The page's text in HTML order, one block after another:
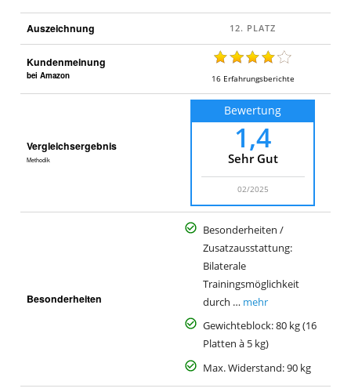
o
Auszeichnung
Kundenmeinung
bei Amazon 16 Erfahrungsberichte
Vergleichsergebnis
Methodik
Bewertung
1,4
Sehr Gut
02/2025
Besonderheiten
Besonderheiten /
Zusatzausstattung:
Bilaterale
Trainingsmöglichkeit
durch … mehr
Gewichteblock: 80 kg (16
Platten à 5 kg)
Max. Widerstand: 90 kg